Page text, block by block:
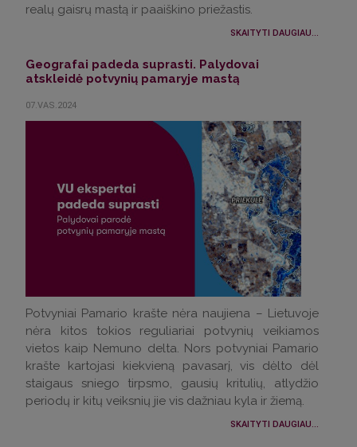
realų gaisrų mastą ir paaiškino priežastis.
SKAITYTI DAUGIAU...
Geografai padeda suprasti. Palydovai
atskleidė potvynių pamaryje mastą
07.VAS.2024
Potvyniai Pamario krašte nėra naujiena – Lietuvoje
nėra kitos tokios reguliariai potvynių veikiamos
vietos kaip Nemuno delta. Nors potvyniai Pamario
krašte kartojasi kiekvieną pavasarį, vis dėlto dėl
staigaus sniego tirpsmo, gausių kritulių, atlydžio
periodų ir kitų veiksnių jie vis dažniau kyla ir žiemą.
SKAITYTI DAUGIAU...